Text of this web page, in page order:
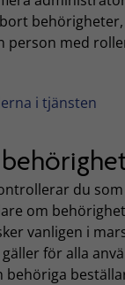
person med
i tjänsten
du
om
vanligen i
för alla